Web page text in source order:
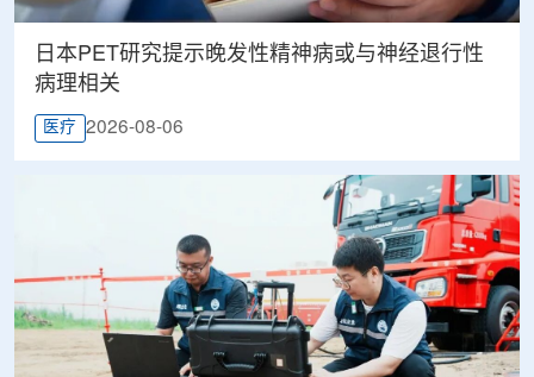
日本PET研究提示晚发性精神病或与神经退行性
病理相关
医疗 2026-08-06